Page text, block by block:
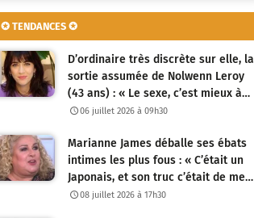
✪ TENDANCES ✪
D’ordinaire très discrète sur elle, la
sortie assumée de Nolwenn Leroy
(43 ans) : « Le sexe, c’est mieux à…
06 juillet 2026 à 09h30
Marianne James déballe ses ébats
intimes les plus fous : « C’était un
Japonais, et son truc c’était de me…
08 juillet 2026 à 17h30